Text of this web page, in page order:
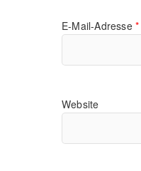
E-Mail-Adresse *
Website